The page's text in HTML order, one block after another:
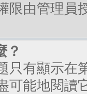
限由管理員
？
只有顯示在
可能地閱讀